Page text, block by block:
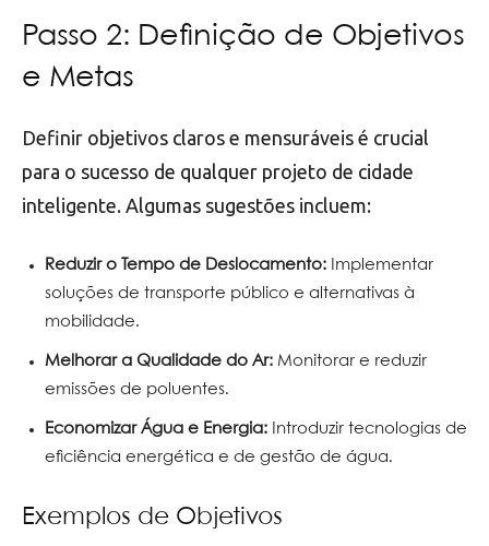
Passo 2: Definição de Objetivos
e Metas
Definir objetivos claros e mensuráveis é crucial
para o sucesso de qualquer projeto de cidade
inteligente. Algumas sugestões incluem:
Reduzir o Tempo de Deslocamento: Implementar
soluções de transporte público e alternativas à
mobilidade.
Melhorar a Qualidade do Ar: Monitorar e reduzir
emissões de poluentes.
Economizar Água e Energia: Introduzir tecnologias de
eficiência energética e de gestão de água.
Exemplos de Objetivos